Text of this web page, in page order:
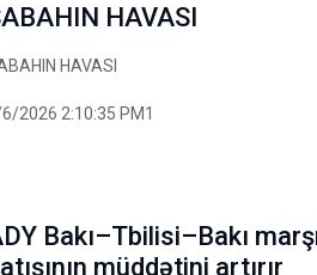
HAVASI
HAVASI
2026 2:10:35 PM1
Bakı–Tbilisi–Bakı
müddətini artırır